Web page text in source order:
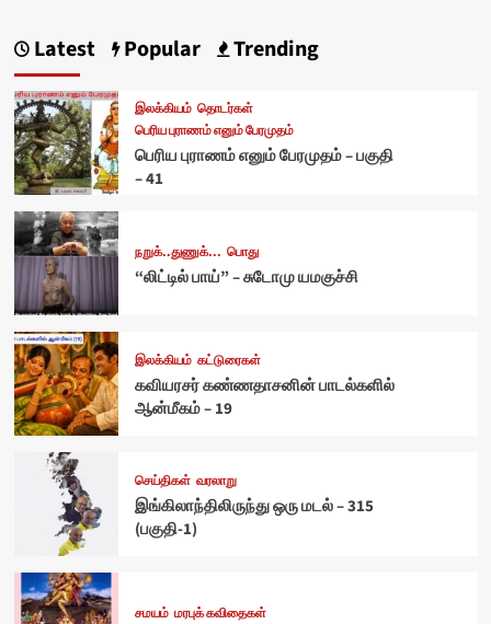
Latest Popular Trending
இலக்கியம் தொடர்கள்
பெரிய புராணம் எனும் பேரமுதம்
பெரிய புராணம் எனும் பேரமுதம் – பகுதி
– 41
நறுக்..துணுக்... பொது
“லிட்டில் பாய்” – சுடோமு யமகுச்சி
இலக்கியம் கட்டுரைகள்
கவியரசர் கண்ணதாசனின் பாடல்களில்
ஆன்மீகம் – 19
செய்திகள் வரலாறு
இங்கிலாந்திலிருந்து ஒரு மடல் – 315
(பகுதி-1)
சமயம் மரபுக் கவிதைகள்